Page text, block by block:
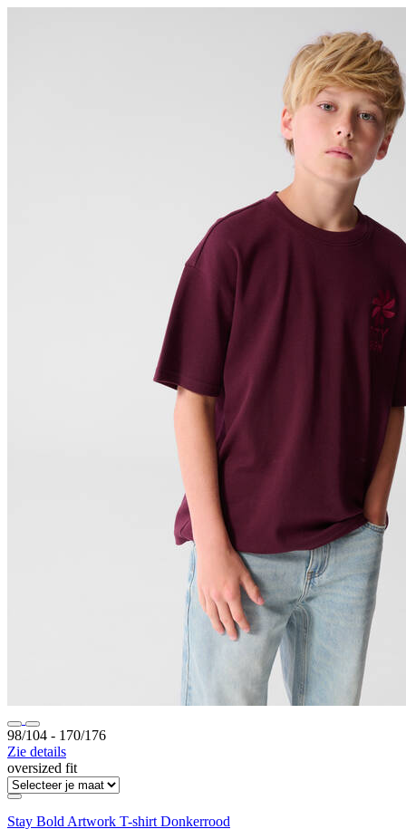
98/104 ‐ 170/176
Zie details
oversized fit
Stay Bold Artwork T-shirt Donkerrood